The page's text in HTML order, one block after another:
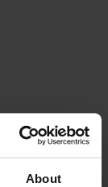
About